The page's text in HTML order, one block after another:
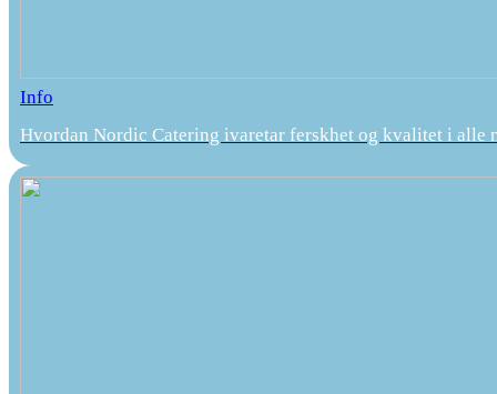
Info
Hvordan Nordic Catering ivaretar ferskhet og kvalitet i alle